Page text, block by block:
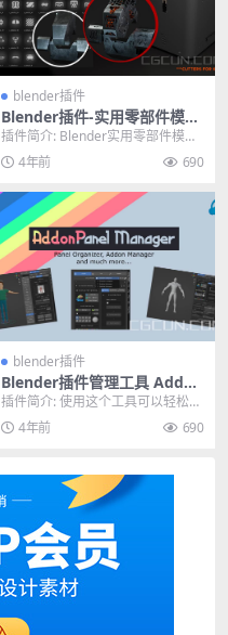
blender插件
Blender插件-实用零部件模型
插件 X-Cutters For Kitops 2
插件简介: Blender实用零部件模型
插件 X-Cutters For Kit...
4年前 690
blender插件
Blender插件管理工具 Addon
Panel Manager
插件简介: 使用这个工具可以轻松管
理Blender的所有插件。真正清洁您
的 N-...
4年前 690